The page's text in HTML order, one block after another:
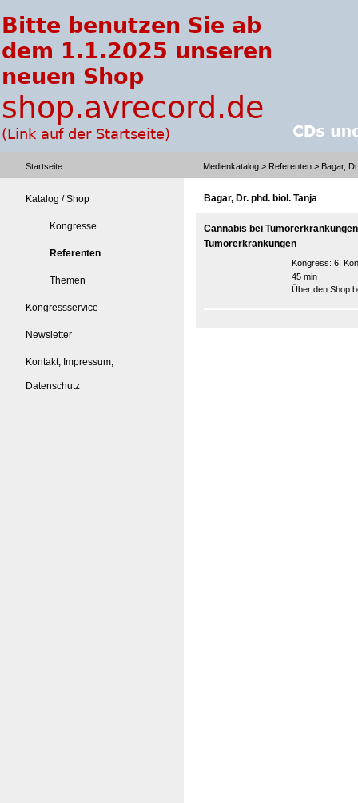
Startseite Medienkatalog > Referenten > Bagar,
Katalog / Shop
Kongresse
Referenten
Themen
Kongressservice
Newsletter
Kontakt, Impressum,
Datenschutz
Bagar, Dr. phd. biol. Tanja
Cannabis bei
Tumorerkrankungen
Kongress: 6.
45 min
Über den Shop